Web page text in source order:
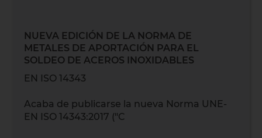
NUEVA EDICIÓN DE LA NORMA DE
METALES DE APORTACIÓN PARA EL
SOLDEO DE ACEROS INOXIDABLES
EN ISO 14343
Acaba de publicarse la nueva Norma UNE-
EN ISO 14343:2017 ("C